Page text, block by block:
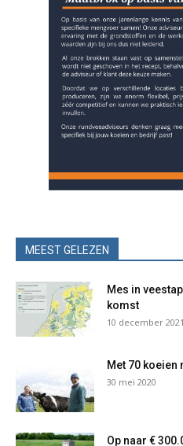
MEEST GELEZEN
Mes in
komst
10 december 2021
Met 70 koeien
30 mei 2020
Op naar €